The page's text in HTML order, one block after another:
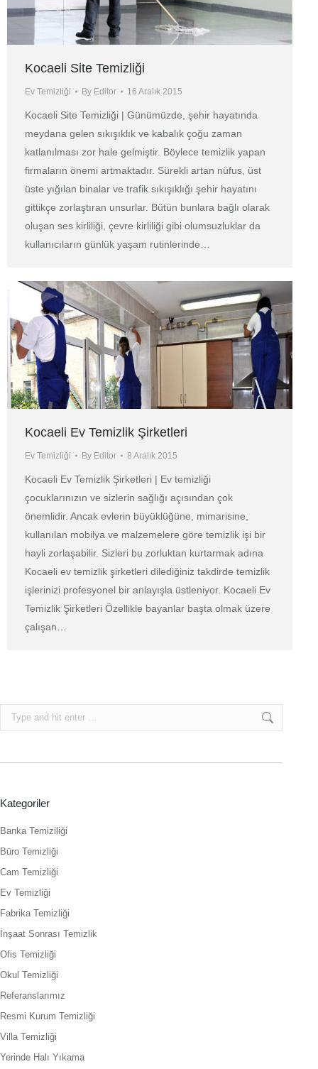
Kocaeli Site Temizliği
Ev Temizliği By Editor 16 Aralık 2015
Kocaeli Site Temizliği | Günümüzde, şehir hayatında
meydana gelen sıkışıklık ve kabalık çoğu zaman
katlanılması zor hale gelmiştir. Böylece temizlik yapan
firmaların önemi artmaktadır. Sürekli artan nüfus, üst
üste yığılan binalar ve trafik sıkışıklığı şehir hayatını
gittikçe zorlaştıran unsurlar. Bütün bunlara bağlı olarak
oluşan ses kirliliği, çevre kirliliği gibi olumsuzluklar da
kullanıcıların günlük yaşam rutinlerinde…
Kocaeli Ev Temizlik Şirketleri
Ev Temizliği By Editor 8 Aralık 2015
Kocaeli Ev Temizlik Şirketleri | Ev temizliği
çocuklarınızın ve sizlerin sağlığı açısından çok
önemlidir. Ancak evlerin büyüklüğüne, mimarisine,
kullanılan mobilya ve malzemelere göre temizlik işi bir
hayli zorlaşabilir. Sizleri bu zorluktan kurtarmak adına
Kocaeli ev temizlik şirketleri dilediğiniz takdirde temizlik
işlerinizi profesyonel bir anlayışla üstleniyor. Kocaeli Ev
Temizlik Şirketleri Özellikle bayanlar başta olmak üzere
çalışan…
Search:
Kategoriler
Banka Temiziliği
Büro Temizliği
Cam Temizliği
Ev Temizliği
Fabrika Temizliği
İnşaat Sonrası Temizlik
Ofis Temizliği
Okul Temizliği
Referanslarımız
Resmi Kurum Temizliği
Villa Temizliği
Yerinde Halı Yıkama